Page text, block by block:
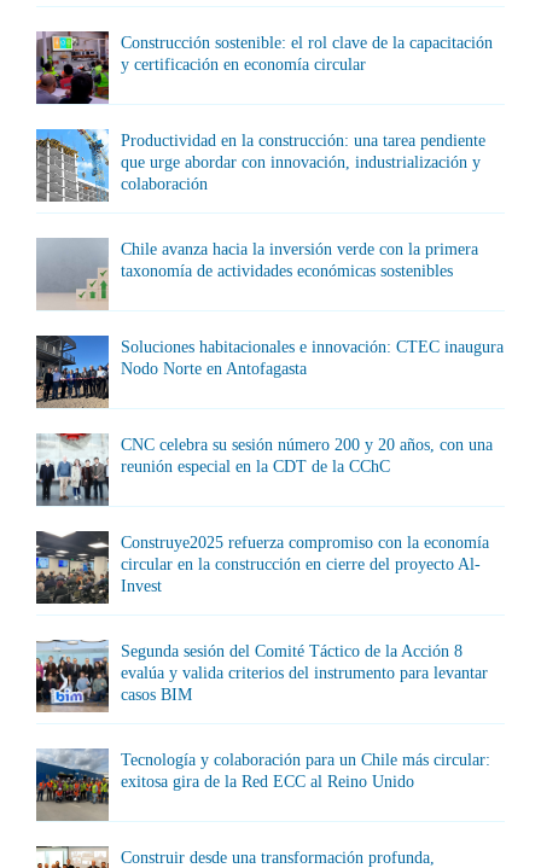
Construcción sostenible: el rol clave de la capacitación
y certificación en economía circular
Productividad en la construcción: una tarea pendiente
que urge abordar con innovación, industrialización y
colaboración
Chile avanza hacia la inversión verde con la primera
taxonomía de actividades económicas sostenibles
Soluciones habitacionales e innovación: CTEC inaugura
Nodo Norte en Antofagasta
CNC celebra su sesión número 200 y 20 años, con una
reunión especial en la CDT de la CChC
Construye2025 refuerza compromiso con la economía
circular en la construcción en cierre del proyecto Al-
Invest
Segunda sesión del Comité Táctico de la Acción 8
evalúa y valida criterios del instrumento para levantar
casos BIM
Tecnología y colaboración para un Chile más circular:
exitosa gira de la Red ECC al Reino Unido
Construir desde una transformación profunda,